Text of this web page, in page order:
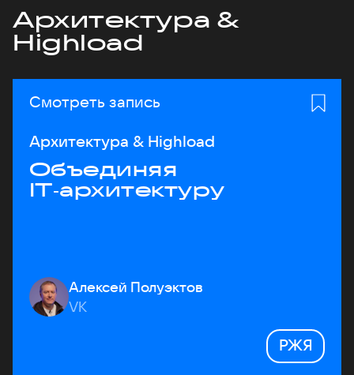
Архитектура &
Highload
Смотреть запись
Архитектура & Highload
Объединяя
IT‑архитектуру
Алексей Полуэктов
VK
РЖЯ